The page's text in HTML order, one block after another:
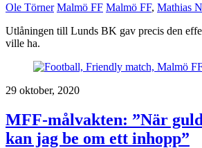
Ole Törner Malmö FF Malmö FF, Mathias
Utlåningen till Lunds BK gav precis den
ville ha.
29 oktober, 2020
MFF-målvakten: ”När
kan jag be om ett inhopp”